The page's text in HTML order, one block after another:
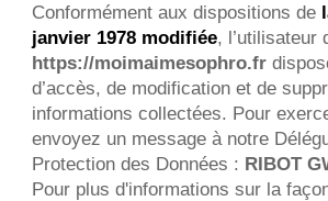
Conformément aux dispositions de
janvier 1978 modifiée
https://moimaimesophro.fr
d’accès, de modification et de
informations collectées. Pour
envoyez un message à notre
Protection des Données : RIBOT
Pour plus d'informations sur la